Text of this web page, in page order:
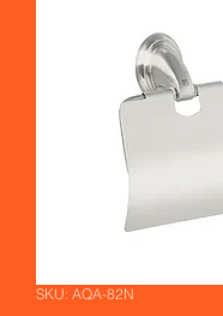
SKU: AQA-82N